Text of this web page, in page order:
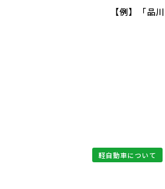
【例】「品川
軽自動車について